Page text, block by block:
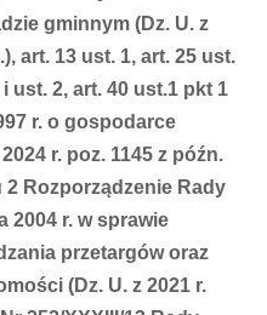
gminnym (Dz. U. z
art. 13 ust. 1, art. 25 ust.
ust. 2, art. 40 ust.1 pkt 1
r. o gospodarce
r. poz. 1145 z późn.
2 Rozporządzenie Rady
2004 r. w sprawie
przetargów oraz
(Dz. U. z 2021 r.